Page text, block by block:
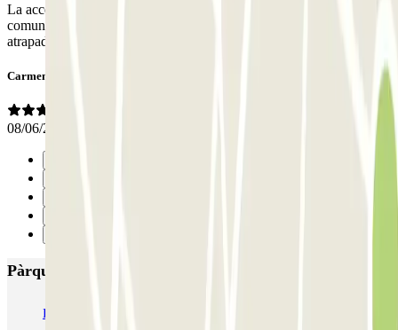
La accesibilidad estuvo bien pero al salir tuve que volver a
comunicarme con el personal para que me abriera, quedándome
atrapado en la rampa de salida y sin iluminación alguna.
Carmen
08/06/2026
Pàrquings més valorats a Valladolid
IC Plaza de Portugalete